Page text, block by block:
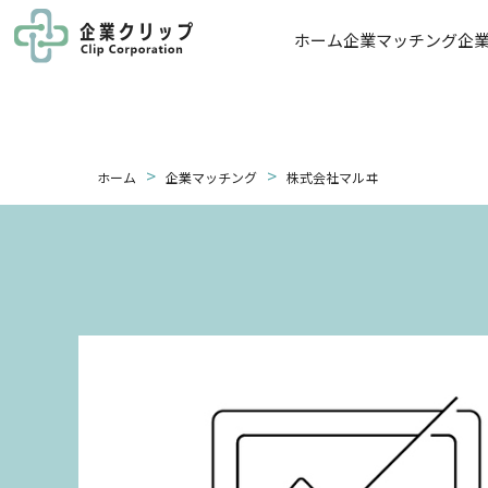
ホーム企業マッチング企
ホーム > 企業マッチング > 株式会社マルヰ